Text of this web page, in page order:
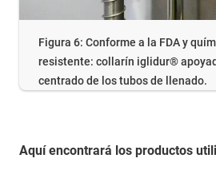
Figura 6: Conforme a la FDA y
resistente: collarín iglidur®
centrado de los tubos de llenado.
Aquí encontrará los productos